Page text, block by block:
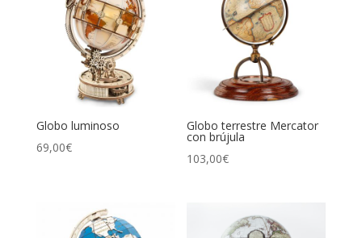
Globo luminoso
69,00€
Globo terrestre Mercator
con brújula
103,00€